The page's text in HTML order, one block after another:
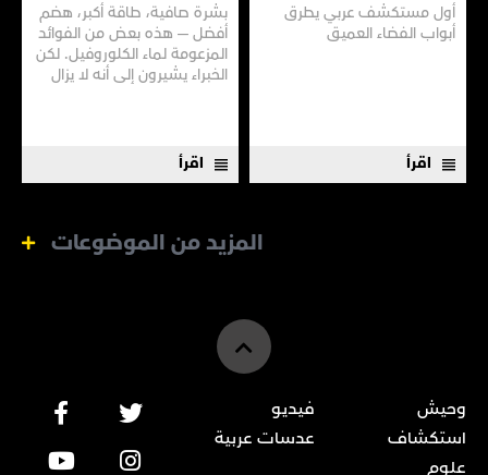
أول مستكشف عربي يطرق
أبواب الفضاء العميق
اقرأ
بشرة صافية، طاقة أكبر، هضم
أفضل — هذه بعض من الفوائد
المزعومة لماء الكلوروفيل. لكن
الخبراء يشيرون إلى أنه لا يزال
اقرأ
المزيد من الموضوعات
وحيش
استكشاف
علوم
فيديو
عدسات عربية